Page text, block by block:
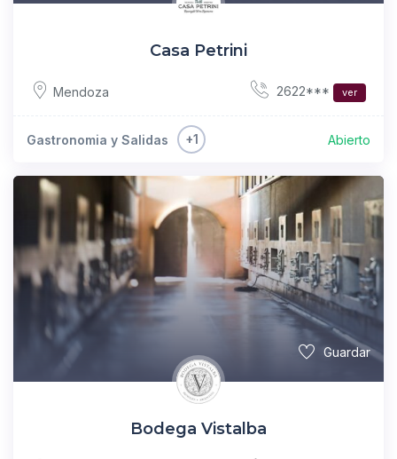
Casa Petrini
Mendoza 2622*** ver
Gastronomia y Salidas +1 Abierto
Guardar
Bodega Vistalba